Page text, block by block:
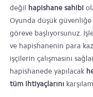
değil hapishane sahibi
Oyunda düşük
göreve başlıyorsunuz.
ve hapishanenin para
işçilerin çalışmasını
hapishanede yapılacak
tüm ihtiyaçlarını